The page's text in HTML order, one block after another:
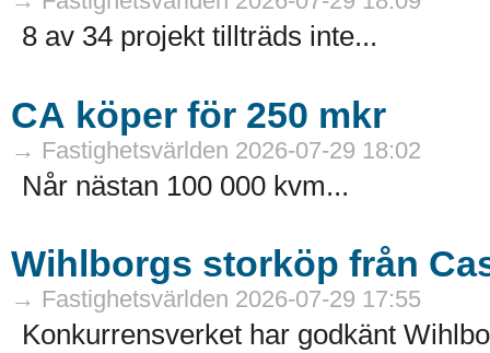
8 av 34 projekt tillträds inte...
CA köper för 250 mkr
→ Fastighetsvärlden 2026-07-29 18:02
Når nästan 100 000 kvm...
Wihlborgs storköp från
→ Fastighetsvärlden 2026-07-29 17:55
Konkurrensverket har godkänt